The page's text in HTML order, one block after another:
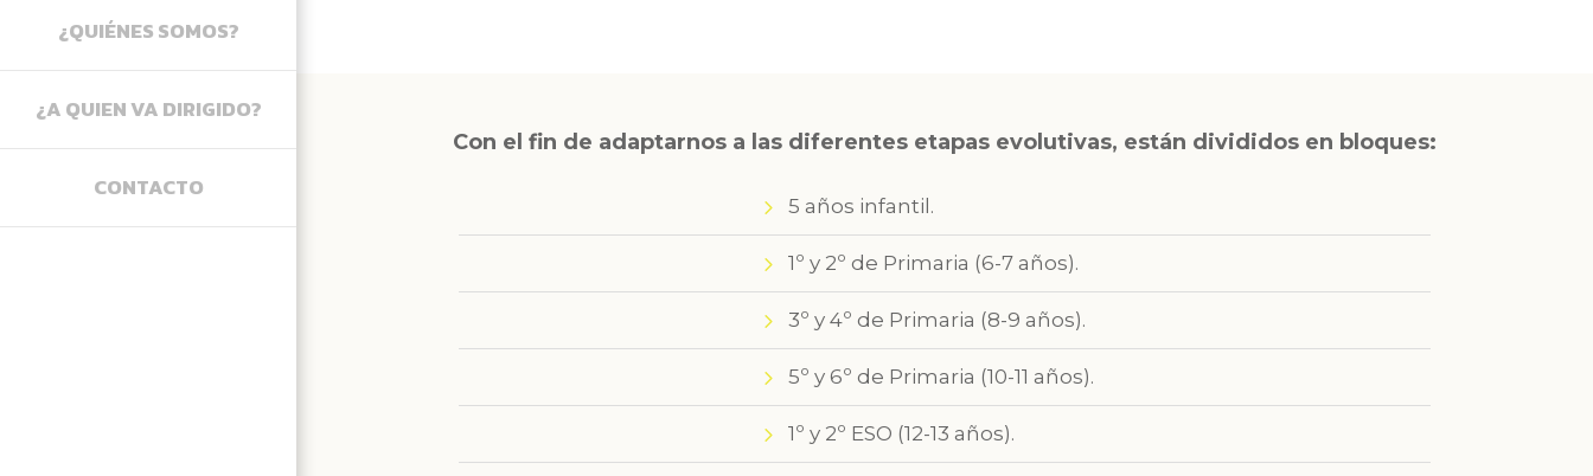
Habla, lenguaje y comunicación
Razonamiento
¿QUIÉNES SOMOS?
¿A QUIEN VA DIRIGIDO?
CONTACTO
Con el fin de adaptarnos a las diferentes etapas evolutivas, están divididos en bloques:
5 años infantil.
1º y 2º de Primaria (6-7 años).
3º y 4º de Primaria (8-9 años).
5º y 6º de Primaria (10-11 años).
1º y 2º ESO (12-13 años).